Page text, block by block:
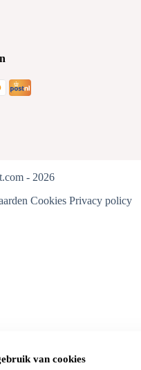
van cookies
- 2026
Cookies Privacy policy